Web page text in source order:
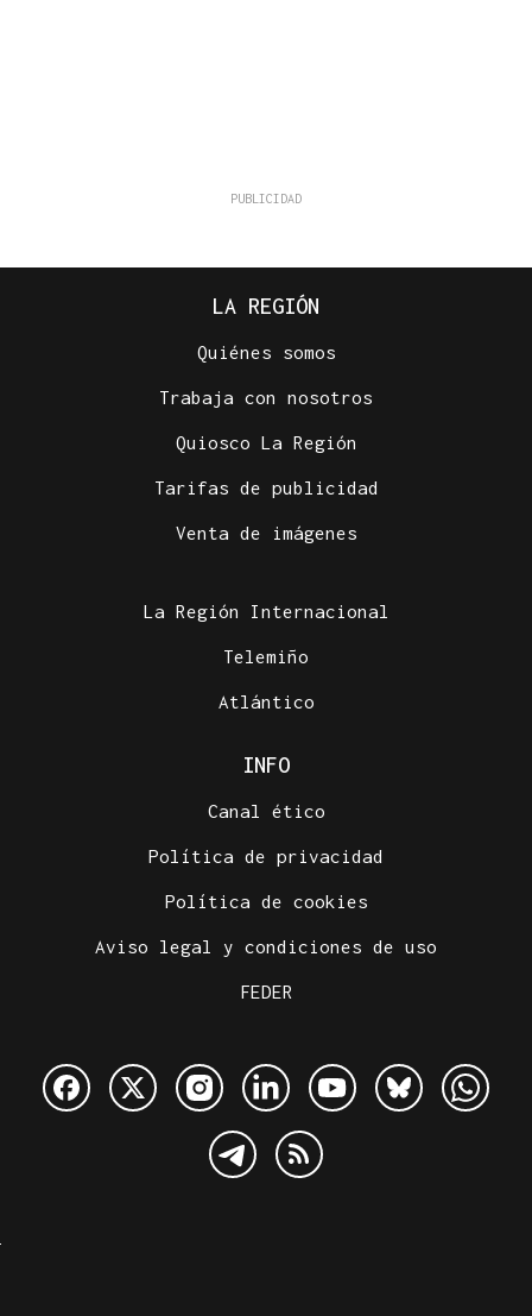
LA REGIÓN
Quiénes somos
Trabaja con nosotros
Quiosco La Región
Tarifas de publicidad
Venta de imágenes
La Región Internacional
Telemiño
Atlántico
INFO
Canal ético
Política de privacidad
Política de cookies
Aviso legal y condiciones de uso
FEDER